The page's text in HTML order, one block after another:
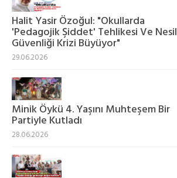
Halit Yasir Özoğul: "Okullarda
'Pedagojik Şiddet' Tehlikesi Ve Nesil
Güvenliği Krizi Büyüyor"
29.06.2026
Minik Öykü 4. Yaşını Muhteşem Bir
Partiyle Kutladı
28.06.2026